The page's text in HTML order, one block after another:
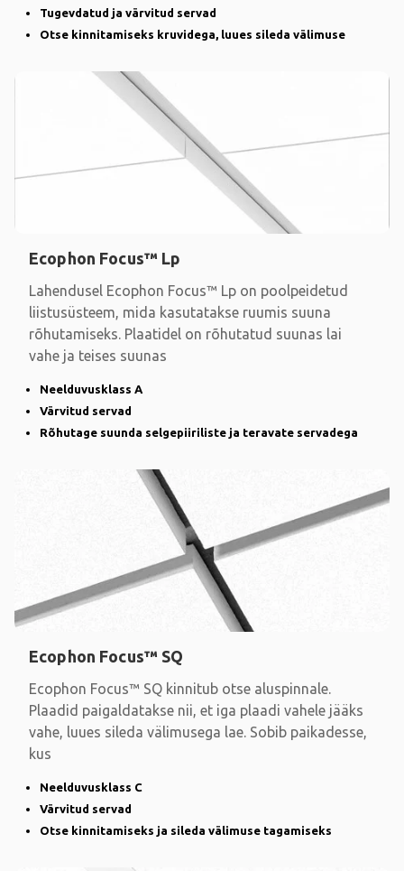
Tugevdatud ja värvitud servad
Otse kinnitamiseks kruvidega, luues sileda välimuse
Ecophon Focus™ Lp
Lahendusel Ecophon Focus™ Lp on poolpeidetud
liistusüsteem, mida kasutatakse ruumis suuna
rõhutamiseks. Plaatidel on rõhutatud suunas lai
vahe ja teises suunas
Neelduvusklass A
Värvitud servad
Rõhutage suunda selgepiiriliste ja teravate servadega
Ecophon Focus™ SQ
Ecophon Focus™ SQ kinnitub otse aluspinnale.
Plaadid paigaldatakse nii, et iga plaadi vahele jääks
vahe, luues sileda välimusega lae. Sobib paikadesse,
kus
Neelduvusklass C
Värvitud servad
Otse kinnitamiseks ja sileda välimuse tagamiseks